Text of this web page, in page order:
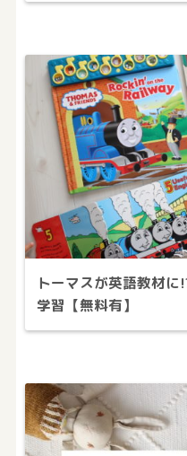
トーマスが英語教材
学習【無料有】